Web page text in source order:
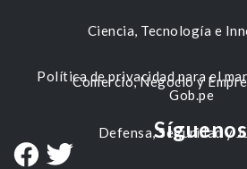
Ciencia, Tecnología e
Comercio, Negocio y
Defensa, Seguridad y
Política de privacidad para el
Gob.pe
Síguenos